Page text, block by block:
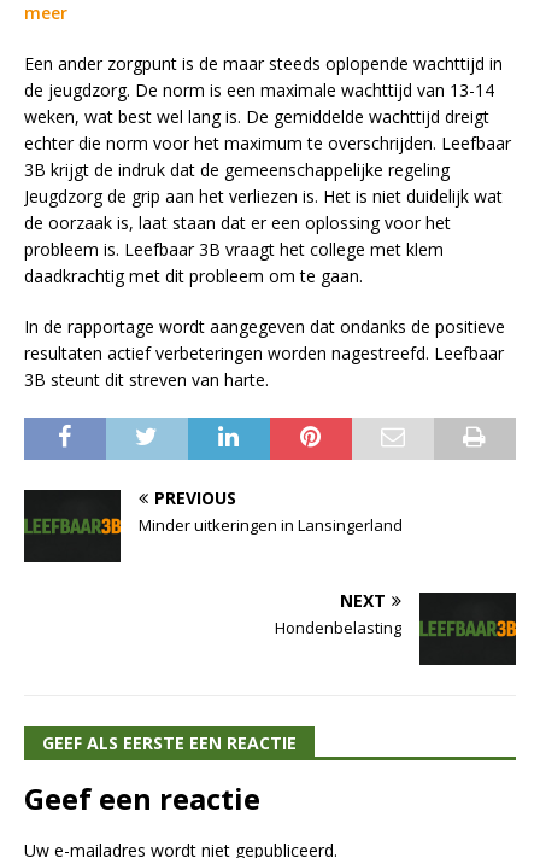
meer
Een ander zorgpunt is de maar steeds oplopende wachttijd in
de jeugdzorg. De norm is een maximale wachttijd van 13-14
weken, wat best wel lang is. De gemiddelde wachttijd dreigt
echter die norm voor het maximum te overschrijden. Leefbaar
3B krijgt de indruk dat de gemeenschappelijke regeling
Jeugdzorg de grip aan het verliezen is. Het is niet duidelijk wat
de oorzaak is, laat staan dat er een oplossing voor het
probleem is. Leefbaar 3B vraagt het college met klem
daadkrachtig met dit probleem om te gaan.
In de rapportage wordt aangegeven dat ondanks de positieve
resultaten actief verbeteringen worden nagestreefd. Leefbaar
3B steunt dit streven van harte.
PREVIOUS
Minder uitkeringen in Lansingerland
NEXT
Hondenbelasting
GEEF ALS EERSTE EEN REACTIE
Geef een reactie
Uw e-mailadres wordt niet gepubliceerd.